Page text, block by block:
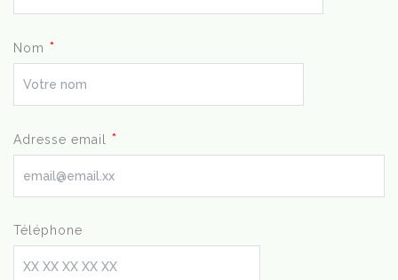
Nom *
Adresse email *
Téléphone